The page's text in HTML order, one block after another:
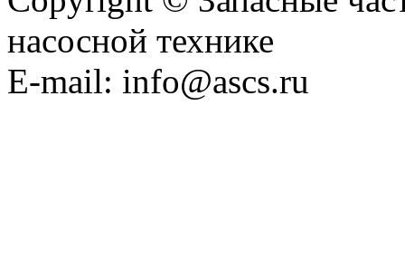
насосной технике
E-mail: info@ascs.ru